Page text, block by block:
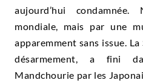
aujourd’hui
mondiale, mais par une
apparemment sans issue.
désarmement, a fini
Mandchourie par les